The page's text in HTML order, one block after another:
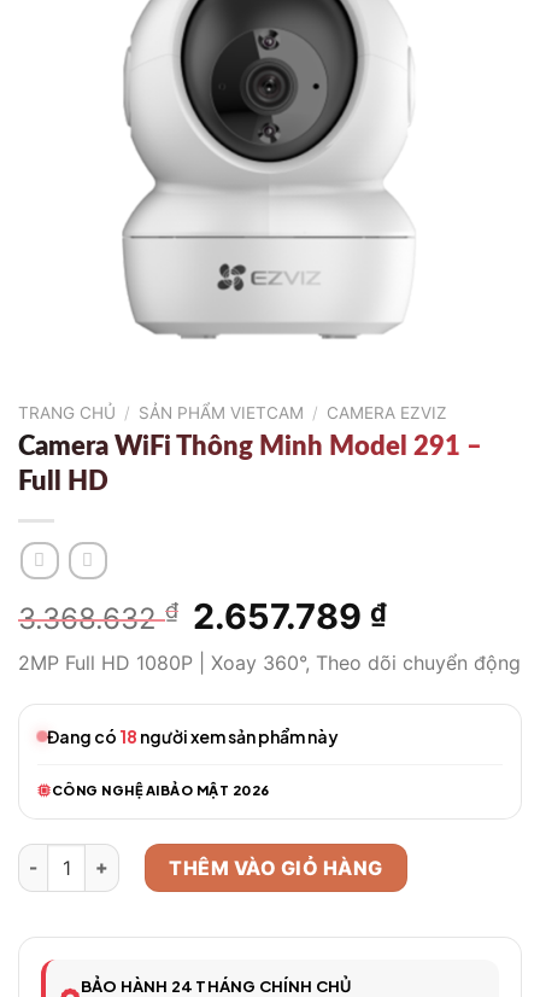
TRANG CHỦ / SẢN PHẨM VIETCAM / CAMERA EZVIZ
Camera WiFi Thông Minh Model 291 –
Full HD
3.368.632₫
Giá
gốc
là:
3.368.632 ₫.
2.657.789 ₫Giá
tại
là:
2MP Full HD 1080P | Xoay 360°, Theo dõi chuyển động
Đang có 18 người xem sản phẩm này
CÔNG NGHỆ AIBẢO MẬT 2026
Camera WiFi Thông Minh Model 291 – Full HD số lượng
THÊM VÀO GIỎ HÀNG
BẢO HÀNH 24 THÁNG CHÍNH CHỦ